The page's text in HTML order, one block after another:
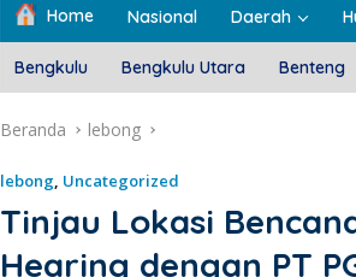
Home Nasional Daerah
Bengkulu Bengkulu Utara Benteng
Beranda lebong
lebong Uncategorized
Tinjau Lokasi
Hearing dengan PT